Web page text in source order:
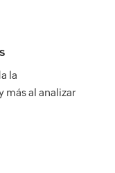
la
al analizar